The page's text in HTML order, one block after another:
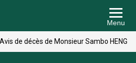
Menu
Avis de décès de Monsieur Sambo HENG